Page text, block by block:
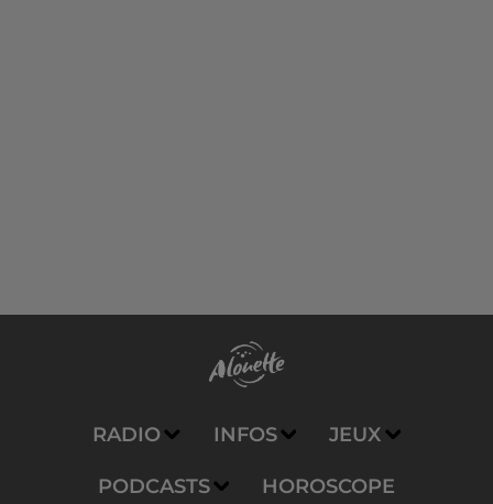
RADIO INFOS JEUX
PODCASTS HOROSCOPE